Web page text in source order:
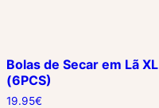
Bolas de Secar em Lã XL
(6PCS)
19.95€